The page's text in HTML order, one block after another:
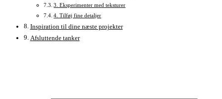
3. Eksperimenter med teksturer
4. Tilføj fine detaljer
Inspiration til dine næste projekter
Afsluttende tanker